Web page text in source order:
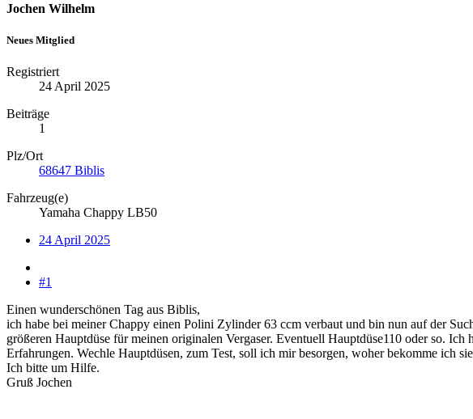
Jochen Wilhelm
Neues Mitglied
Registriert
24 April 2025
Beiträge
1
Plz/Ort
68647 Biblis
Fahrzeug(e)
Yamaha Chappy LB50
24 April 2025
#1
Einen wunderschönen Tag aus Biblis,
ich habe bei meiner Chappy einen Polini Zylinder 63 ccm verbaut und bin nun auf der
größeren Hauptdüse für meinen originalen Vergaser. Eventuell Hauptdüse110 oder so. Ich
Erfahrungen. Wechle Hauptdüsen, zum Test, soll ich mir besorgen, woher bekomme ich
Ich bitte um Hilfe.
Gruß Jochen